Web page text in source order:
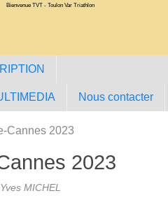
Bienvenue TVT - Toulon Var Triathlon
Nous contacter
Cannes 2023
2023
MICHEL